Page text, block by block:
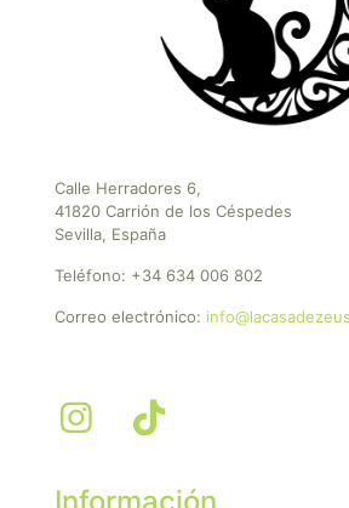
Calle Herradores 6,
41820 Carrión de los Céspedes
Sevilla, España
Teléfono: +34 634 006 802
Correo electrónico: